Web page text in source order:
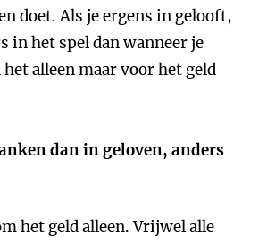
doet. Als je ergens in gelooft,
in het spel dan wanneer je
alleen maar voor het geld
dan in geloven, anders
het geld alleen. Vrijwel alle